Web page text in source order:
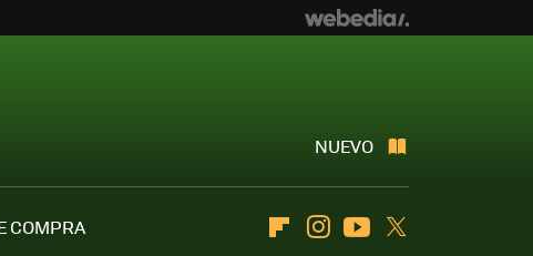
NUEVO
COMPRA
FlipboardInstagramYoutube